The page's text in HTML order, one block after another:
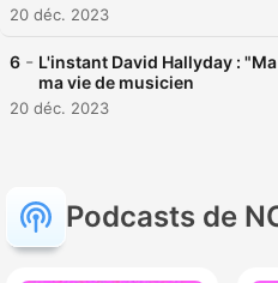
20 déc. 2023
6 - L'instant David Hallyday :
ma vie de musicien
20 déc. 2023
Podcasts de